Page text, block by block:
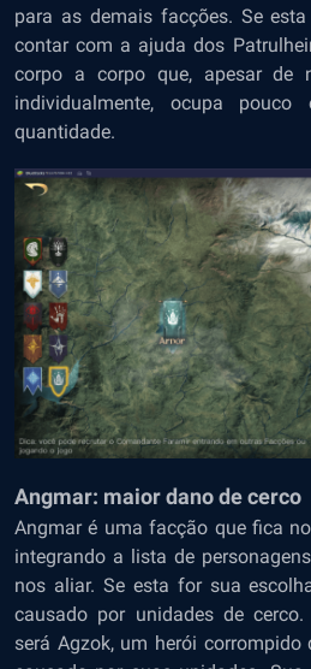
para as demais facções. Se
contar com a ajuda dos
corpo a corpo que, apesar de
individualmente, ocupa pouco
quantidade.
Angmar: maior dano de cerco
Angmar é uma facção que fica
integrando a lista de
nos aliar. Se esta for sua
causado por unidades de
será Agzok, um herói